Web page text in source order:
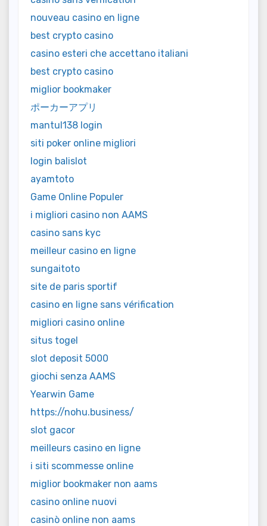
nouveau casino en ligne
best crypto casino
casino esteri che accettano italiani
best crypto casino
miglior bookmaker
ポーカーアプリ
mantul138 login
siti poker online migliori
login balislot
ayamtoto
Game Online Populer
i migliori casino non AAMS
casino sans kyc
meilleur casino en ligne
sungaitoto
site de paris sportif
casino en ligne sans vérification
migliori casino online
situs togel
slot deposit 5000
giochi senza AAMS
Yearwin Game
https://nohu.business/
slot gacor
meilleurs casino en ligne
i siti scommesse online
miglior bookmaker non aams
casino online nuovi
casinò online non aams